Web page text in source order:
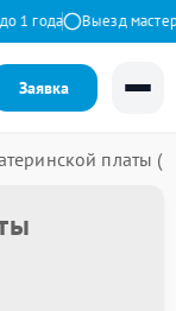
года Выезд мастера
Заявка
платы